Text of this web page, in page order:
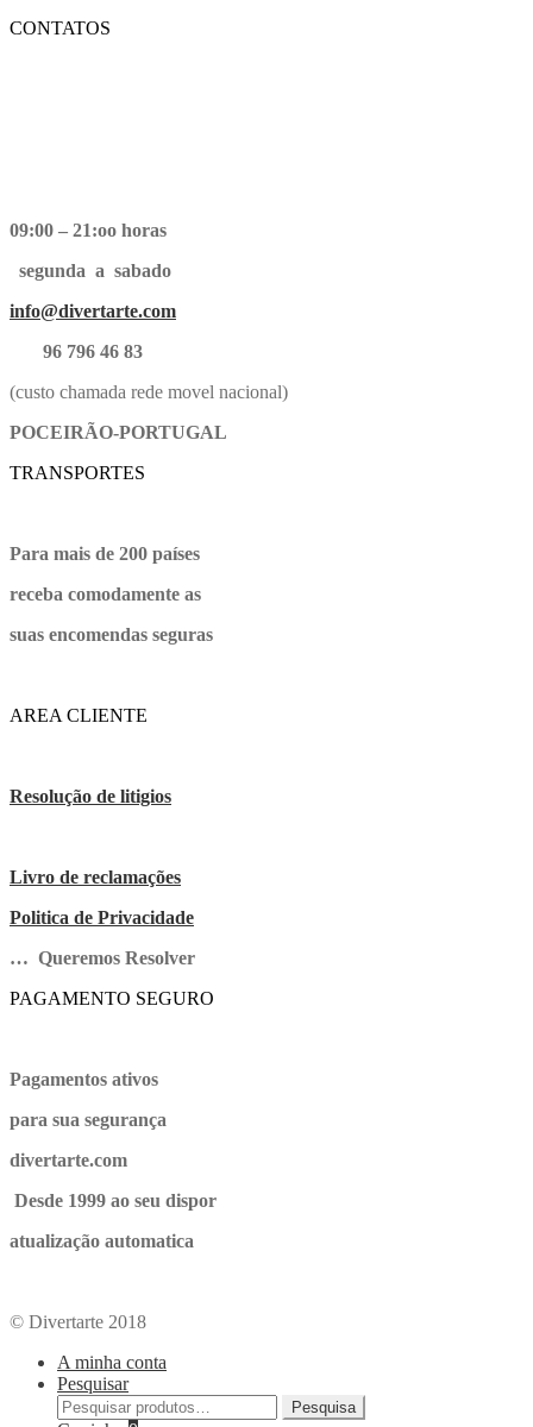
CONTATOS
09:00 – 21:oo horas
segunda a sabado
info@divertarte.com
96 796 46 83
(custo chamada rede movel nacional)
POCEIRÃO-PORTUGAL
TRANSPORTES
Para mais de 200 países
receba comodamente as
suas encomendas seguras
AREA CLIENTE
Resolução de litigios
Livro de reclamações
Politica de Privacidade
… Queremos Resolver
PAGAMENTO SEGURO
Pagamentos ativos
para sua segurança
divertarte.com
Desde 1999 ao seu dispor
atualização automatica
© Divertarte 2018
A minha conta
Pesquisar
Pesquisa